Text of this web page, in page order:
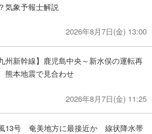
気象予報士解説
2026年8月7日(金) 13:00
九州新幹線】鹿児島中央～新水俣の運転再
本地震で見合わせ
2026年8月7日(金) 11:25
13号 奄美地方に最接近か 線状降水帯